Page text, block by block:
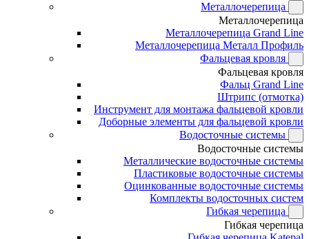
Металлочерепица
Металлочерепица
Металлочерепица Grand Line
Металлочерепица Металл Профиль
Фальцевая кровля
Фальцевая кровля
Фальц Grand Line
Штрипс (отмотка)
Инструмент для монтажа фальцевой кровли
Доборные элементы для фальцевой кровли
Водосточные системы
Водосточные системы
Металлические водосточные системы
Пластиковые водосточные системы
Оцинкованные водосточные системы
Комплекты водосточных систем
Гибкая черепица
Гибкая черепица